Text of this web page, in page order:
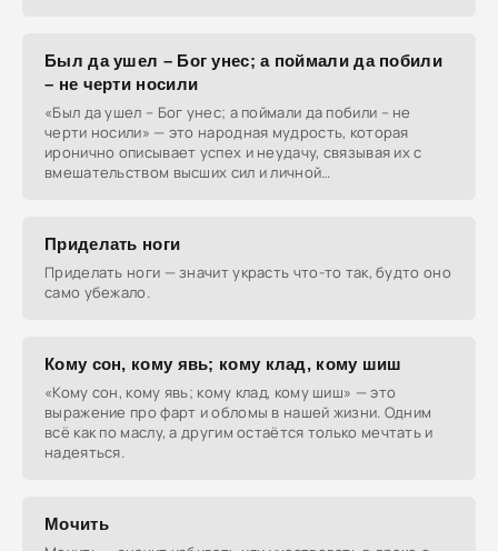
Был да ушел – Бог унес; а поймали да побили
– не черти носили
«Был да ушел – Бог унес; а поймали да побили – не
черти носили» — это народная мудрость, которая
иронично описывает успех и неудачу, связывая их с
вмешательством высших сил и личной
Приделать ноги
Приделать ноги — значит украсть что-то так, будто оно
само убежало.
Кому сон, кому явь; кому клад, кому шиш
«Кому сон, кому явь; кому клад, кому шиш» — это
выражение про фарт и обломы в нашей жизни. Одним
всё как по маслу, а другим остаётся только мечтать и
надеяться.
Мочить